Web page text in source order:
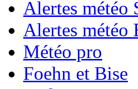
Alertes météo
Alertes météo
Météo pro
Foehn et Bise